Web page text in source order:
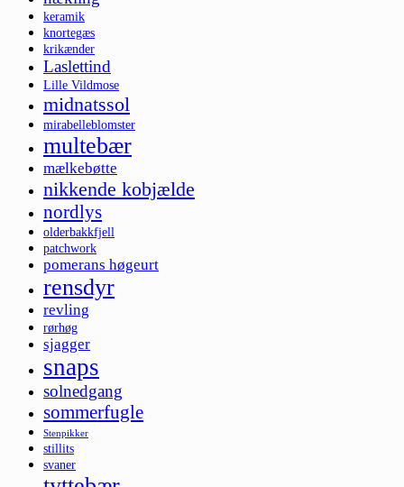
keramik
knortegæs
krikænder
Laslettind
Lille Vildmose
midnatssol
mirabelleblomster
multebær
mælkebøtte
nikkende kobjælde
nordlys
olderbakkfjell
patchwork
pomerans høgeurt
rensdyr
revling
rørhøg
sjagger
snaps
solnedgang
sommerfugle
Stenpikker
stillits
svaner